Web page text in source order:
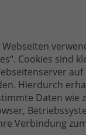
Cookies sind
Hierdurch
Daten wie
Verbindung